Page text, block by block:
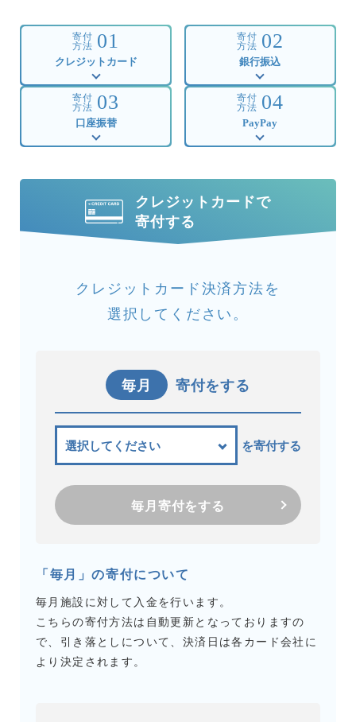
寄付
方法 01
クレジットカード
寄付
方法 02
銀行振込
寄付
方法 03
口座振替
寄付
方法 04
PayPay
クレジットカードで
寄付する
クレジットカード決済方法を
選択してください。
毎月 寄付をする
を寄付する
毎月寄付をする
「毎月」の寄付について
毎月施設に対して入金を行います。
こちらの寄付方法は自動更新となっておりますの
で、引き落としについて、決済日は各カード会社に
より決定されます。